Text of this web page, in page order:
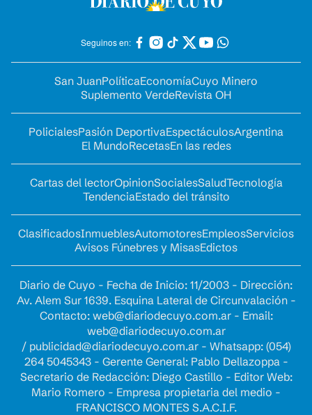
Seguinos en:
San JuanPolíticaEconomíaCuyo Minero
Suplemento VerdeRevista OH
PolicialesPasión DeportivaEspectáculosArgentina
El MundoRecetasEn las redes
Cartas del lectorOpinionSocialesSaludTecnología
TendenciaEstado del tránsito
ClasificadosInmueblesAutomotoresEmpleosServicios
Avisos Fúnebres y MisasEdictos
Diario de Cuyo - Fecha de Inicio: 11/2003 - Dirección:
Av. Alem Sur 1639. Esquina Lateral de Circunvalación -
Contacto: web@diariodecuyo.com.ar- Email:
web@diariodecuyo.com.ar
/ publicidad@diariodecuyo.com.ar- Whatsapp: (054)
264 5045343 - Gerente General: Pablo Dellazoppa -
Secretario de Redacción: Diego Castillo - Editor Web:
Mario Romero - Empresa propietaria del medio -
FRANCISCO MONTES S.A.C.I.F.